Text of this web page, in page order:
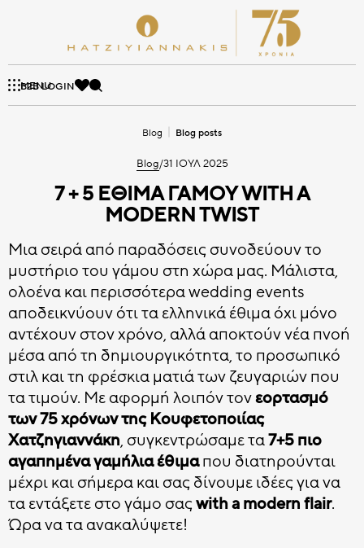
ΕΤΑΙΡΕΙΑ
ΕΤΑΙΡΙΚΉ ΔΙΑΚΥΒΈΡΝΗΣΗ
ΠΡΟΪΟΝΤΑ
ΒΟΤΣΑΛΑ
ΔΙΑΚΟΣΜΗΤΙΚΑ
DRAGEES ΣΟΚΟΛΑΤΑΣ
CHOCO BITS
HATZIYIANNAKIS
PROFESSIONAL
BLOG
ΚΟΥΦΕΤΑ
SUPREME ΣΕΙΡΑ
TWIST ΣΕΙΡΑ
ΚΛΑΣΙΚΗ ΣΕΙΡΑ
Όλα τα Κουφέτα
ΔΙΑΚΟΣΜΗΤΙΚΑ
ΚΟΥΦΕΤΑΚΙΑ ΣΟΚΟΛΑΤΑΣ
TOPPERS
ΣΤΡΟΓΓΥΛΑ ΖΑΧΑΡΗΣ
ΚΟΥΦΕΤΟΠΟΙΗΜΕΝΑ ΣΧΗΜΑΤΑ
ΣΟΚΟΛΑΤΕΝΙΑ ΔΙΑΚΟΣΜΗΤΙΚΑ
ΚΑΣ ΚΑΣ
Όλα τα Διακοσμητικά
CHOCO BITS
CHOCO BITS ΑΜΥΓΔΑΛΟΥ
CHOCO BITS ΦΡΟΥΤΩΝ
CHOCO BITS ΔΙΠΛΗ ΣΟΚΟΛΑΤΑ
CHOCO BITS ΚΕΙΚ
Όλα τα Choco Bits
HATZIYIANNAKIS
PROFESSIONAL
ΚΟΥΦΕΤΑΚΙΑ ΣΟΚΟΛΑΤΑΣ
ΝΙΦΑΔΕΣ ΔΗΜΗΤΡΙΑΚΩΝ
Όλα τα Hatziyiannakis Professional
MENU
B2B LOGIN Αναζήτηση
Blog Blog posts
Blog/31 ΙΟΥΛ 2025
7 + 5 ΈΘΙΜΑ ΓΆΜΟΥ WITH A
MODERN TWIST
Μια σειρά από παραδόσεις συνοδεύουν το
μυστήριο του γάμου στη χώρα μας. Μάλιστα,
ολοένα και περισσότερα wedding events
αποδεικνύουν ότι τα ελληνικά έθιμα όχι μόνο
αντέχουν στον χρόνο, αλλά αποκτούν νέα πνοή
μέσα από τη δημιουργικότητα, το προσωπικό
στιλ και τη φρέσκια ματιά των ζευγαριών που
τα τιμούν. Με αφορμή λοιπόν τονεορτασμό
των 75 χρόνων της Κουφετοποιίας
Χατζηγιαννάκη, συγκεντρώσαμε τα7+5 πιο
αγαπημένα γαμήλια έθιμαπου διατηρούνται
μέχρι και σήμερα και σας δίνουμε ιδέες για να
τα εντάξετε στο γάμο σαςwith a modern flair.
Ώρα να τα ανακαλύψετε!